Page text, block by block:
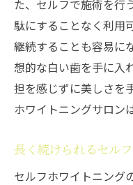
た、セルフで施術を行
駄にすることなく利用
継続することも容易に
想的な白い歯を手に入
担を感じずに美しさを
ホワイトニングサロン
長く続けられるセル
セルフホワイトニング